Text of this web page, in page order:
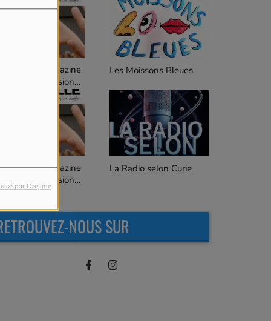
par Orejime
Moissons Bleues
Radio selon Curie
C'est quoi ça ?
Les Goûteurs de Lune
NOUS SUR